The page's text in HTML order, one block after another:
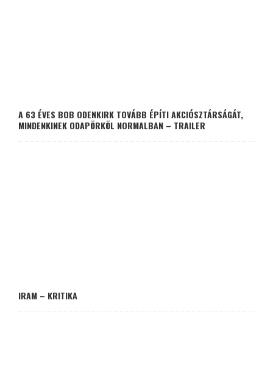
A 63 ÉVES BOB ODENKIRK TOVÁBB ÉPÍTI AKCIÓSZTÁRSÁGÁT,
MINDENKINEK ODAPÖRKÖL NORMALBAN – TRAILER
IRAM – KRITIKA